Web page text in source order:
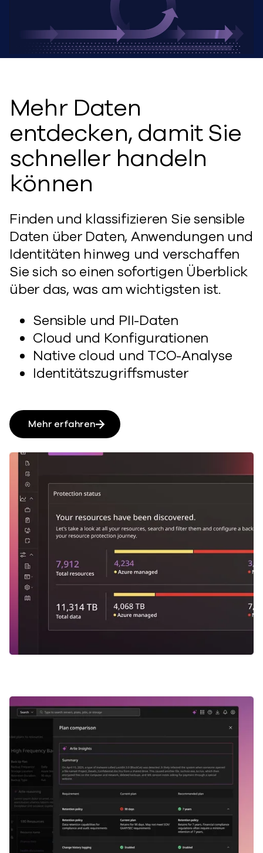
Mehr Daten
entdecken, damit Sie
schneller handeln
können
Finden und klassifizieren Sie sensible
Daten über Daten, Anwendungen und
Identitäten hinweg und verschaffen
Sie sich so einen sofortigen Überblick
über das, was am wichtigsten ist.
Sensible und PII-Daten
Cloud und Konfigurationen
Native cloud und TCO-Analyse
Identitätszugriffsmuster
Mehr erfahren